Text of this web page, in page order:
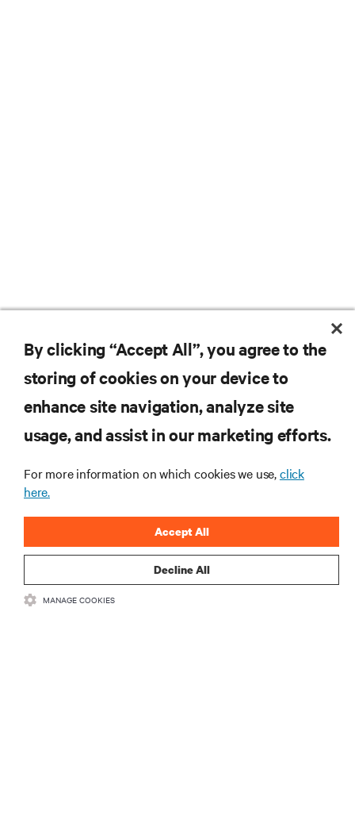
구독을 통해 최신 기술 동향을 받아 보세요
볼 수 있습니다.
지금 가입하기
By clicking “Accept All”, you agree to the
storing of cookies on your device to
enhance site navigation, analyze site
usage, and assist in our marketing efforts.
For more information on which cookies we use,click
here.
Decline All
Accept All
MANAGE COOKIES